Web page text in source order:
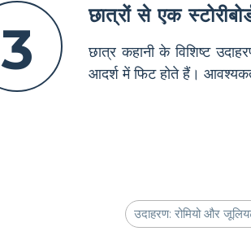
3
छात्रों से एक
छात्र कहानी के विशिष्ट
आदर्श में फिट होते हैं।